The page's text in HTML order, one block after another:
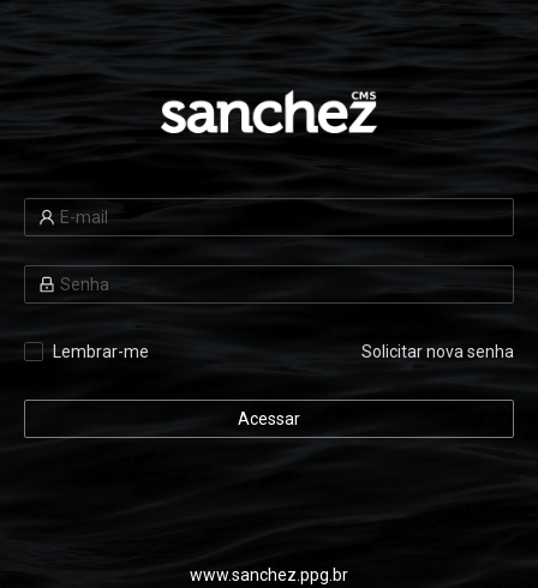
Lembrar-me Solicitar nova senha
Acessar
www.sanchez.ppg.br